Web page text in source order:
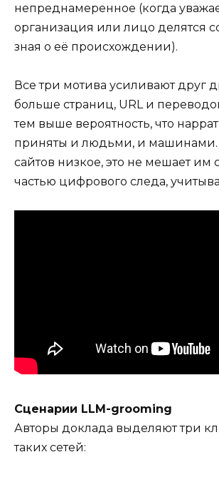
непреднамеренное (когда
организация или лицо делятся
зная о её происхождении).
Все три мотива усиливают друг
больше страниц, URL и
тем выше вероятность, что
приняты и людьми, и машинами.
сайтов низкое, это не мешает им
частью цифрового следа,
Сценарии LLM-grooming
Авторы доклада выделяют три
таких сетей: